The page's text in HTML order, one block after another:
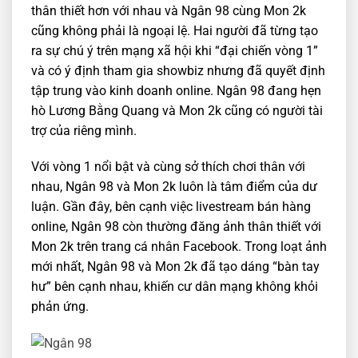
thân thiết hơn với nhau và Ngân 98 cùng Mon 2k
cũng không phải là ngoại lệ. Hai người đã từng tạo
ra sự chú ý trên mạng xã hội khi “đại chiến vòng 1”
và có ý định tham gia showbiz nhưng đã quyết định
tập trung vào kinh doanh online. Ngân 98 đang hẹn
hò Lương Bằng Quang và Mon 2k cũng có người tài
trợ của riêng mình.
Với vòng 1 nổi bật và cùng sở thích chơi thân với
nhau, Ngân 98 và Mon 2k luôn là tâm điểm của dư
luận. Gần đây, bên cạnh việc livestream bán hàng
online, Ngân 98 còn thường đăng ảnh thân thiết với
Mon 2k trên trang cá nhân Facebook. Trong loạt ảnh
mới nhất, Ngân 98 và Mon 2k đã tạo dáng “bàn tay
hư” bên cạnh nhau, khiến cư dân mạng không khỏi
phản ứng.